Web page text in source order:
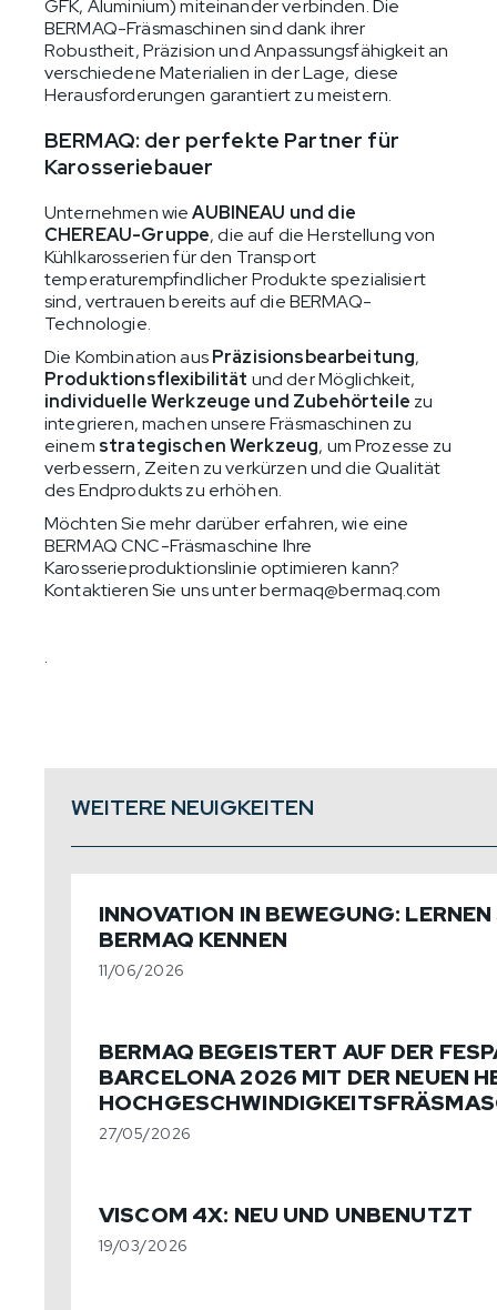
GFK, Aluminium) miteinander verbinden. Die
BERMAQ-Fräsmaschinen sind dank ihrer
Robustheit, Präzision und Anpassungsfähigkeit an
verschiedene Materialien in der Lage, diese
Herausforderungen garantiert zu meistern.
BERMAQ: der perfekte Partner für
Karosseriebauer
Unternehmen wieAUBINEAU und die
CHEREAU-Gruppe, die auf die Herstellung von
Kühlkarosserien für den Transport
temperaturempfindlicher Produkte spezialisiert
sind, vertrauen bereits auf die BERMAQ-
Technologie.
Die Kombination ausPräzisionsbearbeitung,
Produktionsflexibilität und der Möglichkeit,
individuelle Werkzeuge und Zubehörteile zu
integrieren, machen unsere Fräsmaschinen zu
einem strategischen Werkzeug, um Prozesse zu
verbessern, Zeiten zu verkürzen und die Qualität
des Endprodukts zu erhöhen.
Möchten Sie mehr darüber erfahren, wie eine
BERMAQ CNC-Fräsmaschine Ihre
Karosserieproduktionslinie optimieren kann?
Kontaktieren Sie uns unterbermaq@bermaq.com
.
WEITERE NEUIGKEITEN
INNOVATION IN BEWEGUNG: LERNEN
BERMAQ KENNEN
11/06/2026
BERMAQ BEGEISTERT AUF DER
BARCELONA 2026 MIT DER NEUEN
27/05/2026
VISCOM 4X: NEU UND UNBENUTZT
19/03/2026